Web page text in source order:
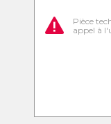
Pièce
appel à